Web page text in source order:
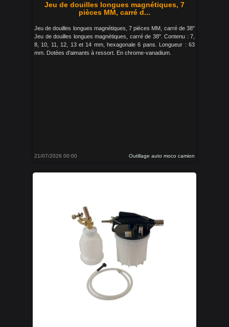
Jeu de douilles longues magnétiques, 7
pièces MM, carré d...
Jeu de douilles longues magnétiques, 7 pièces MM, carré de 38"
Jeu de douilles longues magnétiques, carré de 38". Contenu : 7,
8, 10, 11, 12, 13 et 14 mm, hexagonale 6 pans. Longueur : 63
mm. Dotées d'aimants à ressort. En chrome-vanadium.
21/07/2026 00:00 Outillage auto moco camion